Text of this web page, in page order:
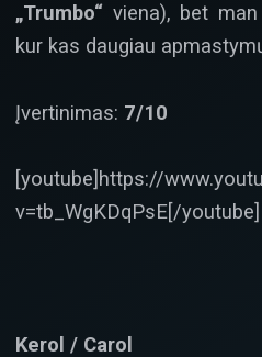
„Trumbo“ viena), bet
kur kas daugiau
Įvertinimas: 7/10
[youtube]https://
v=tb_WgKDqPsE[/youtube]
Kerol / Carol